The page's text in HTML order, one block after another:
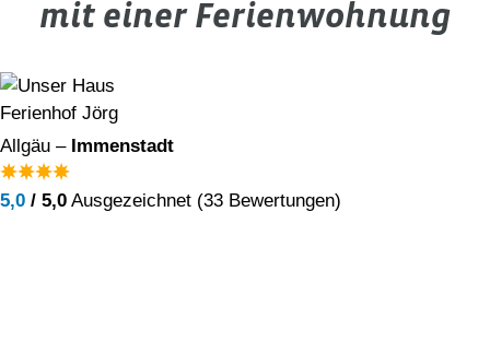
mit einer Ferienwohnung
Ferienhof Jörg
Allgäu – Immenstadt
5,0 / 5,0 Ausgezeichnet (33 Bewertungen)